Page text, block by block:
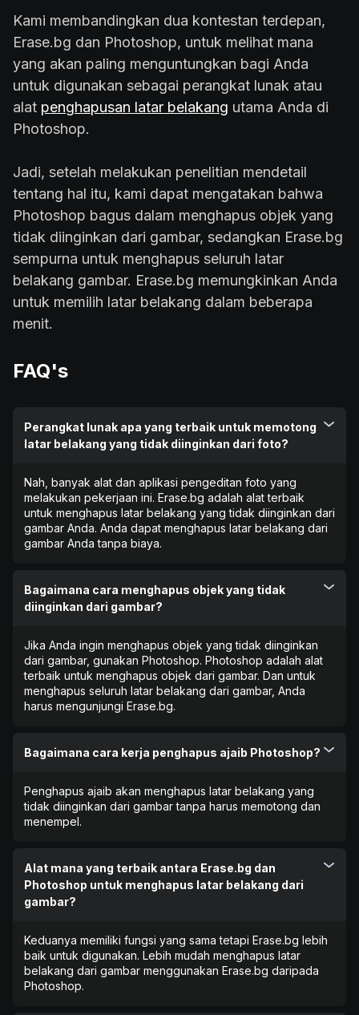
Kami membandingkan dua kontestan terdepan,
Erase.bg dan Photoshop, untuk melihat mana
yang akan paling menguntungkan bagi Anda
untuk digunakan sebagai perangkat lunak atau
alat penghapusan latar belakang utama Anda di
Photoshop.
Jadi, setelah melakukan penelitian mendetail
tentang hal itu, kami dapat mengatakan bahwa
Photoshop bagus dalam menghapus objek yang
tidak diinginkan dari gambar, sedangkan Erase.bg
sempurna untuk menghapus seluruh latar
belakang gambar. Erase.bg memungkinkan Anda
untuk memilih latar belakang dalam beberapa
menit.
FAQ's
Perangkat lunak apa yang terbaik untuk memotong
latar belakang yang tidak diinginkan dari foto?
Nah, banyak alat dan aplikasi pengeditan foto yang
melakukan pekerjaan ini. Erase.bg adalah alat terbaik
untuk menghapus latar belakang yang tidak diinginkan dari
gambar Anda. Anda dapat menghapus latar belakang dari
gambar Anda tanpa biaya.
Bagaimana cara menghapus objek yang tidak
diinginkan dari gambar?
Jika Anda ingin menghapus objek yang tidak diinginkan
dari gambar, gunakan Photoshop. Photoshop adalah alat
terbaik untuk menghapus objek dari gambar. Dan untuk
menghapus seluruh latar belakang dari gambar, Anda
harus mengunjungi Erase.bg.
Bagaimana cara kerja penghapus ajaib Photoshop?
Penghapus ajaib akan menghapus latar belakang yang
tidak diinginkan dari gambar tanpa harus memotong dan
menempel.
Alat mana yang terbaik antara Erase.bg dan
Photoshop untuk menghapus latar belakang dari
gambar?
Keduanya memiliki fungsi yang sama tetapi Erase.bg lebih
baik untuk digunakan. Lebih mudah menghapus latar
belakang dari gambar menggunakan Erase.bg daripada
Photoshop.